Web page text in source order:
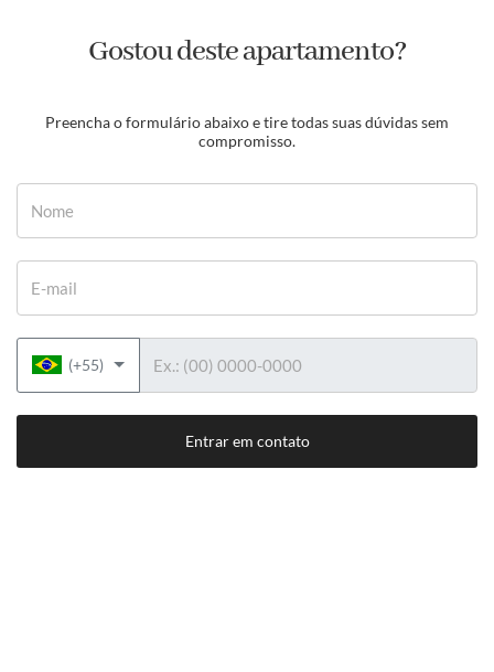
Gostou deste apartamento?
Preencha o formulário abaixo e tire todas suas dúvidas sem
compromisso.
(+55)
Entrar em contato